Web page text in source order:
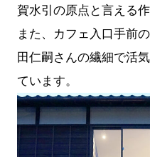
賀水引の原点と言える
また、カフェ入口手前
田仁嗣さんの繊細で活
ています。